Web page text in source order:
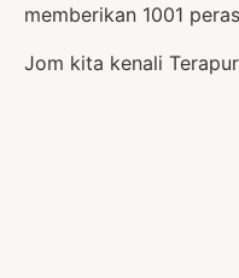
memberikan 1001
Jom kita kenali